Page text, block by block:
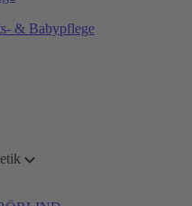
& Babypflege